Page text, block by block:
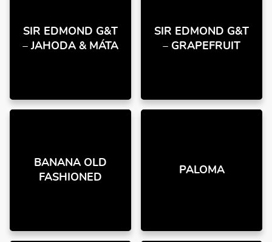
SIR EDMOND G&T
– JAHODA & MÁTA
SIR EDMOND G&T
– GRAPEFRUIT
BANANA OLD
FASHIONED
PALOMA